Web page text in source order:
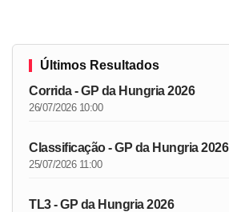
Últimos Resultados
Corrida - GP da Hungria 2026
26/07/2026 10:00
Classificação - GP da Hungria 2026
25/07/2026 11:00
TL3 - GP da Hungria 2026